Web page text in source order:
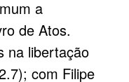
a
de Atos.
na libertação
com Filipe